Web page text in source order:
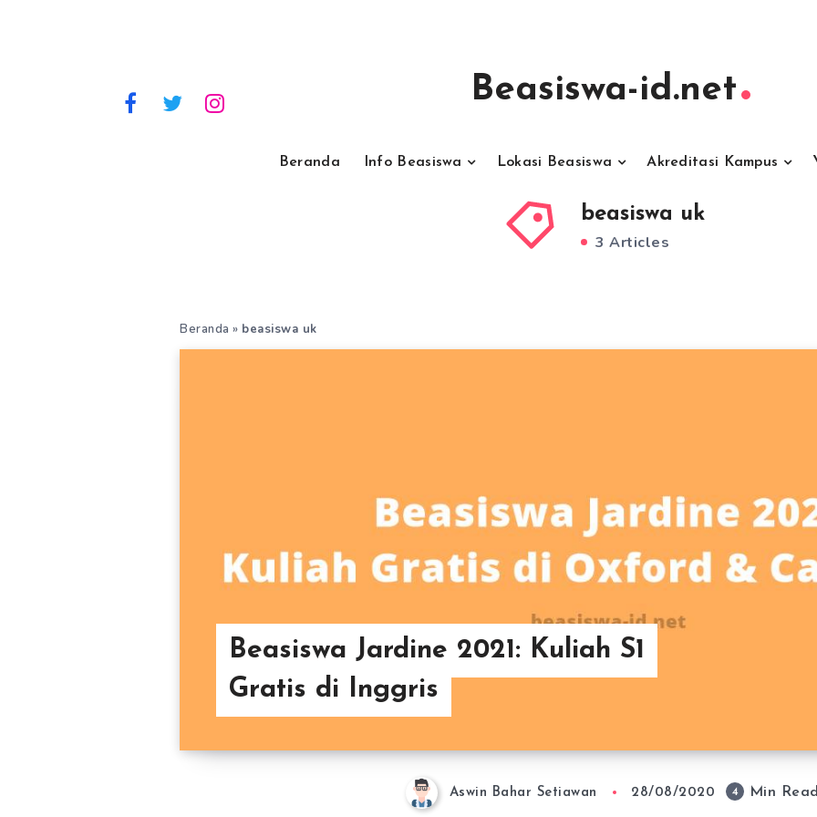
Beasiswa-id.net
Beranda Info Beasiswa Lokasi Beasiswa Akreditasi Kampus
beasiswa uk
3 Articles
Beranda » beasiswa uk
Beasiswa Jardine 2021: Kuliah S1
Gratis di Inggris
Aswin Bahar Setiawan 28/08/2020 4 Min